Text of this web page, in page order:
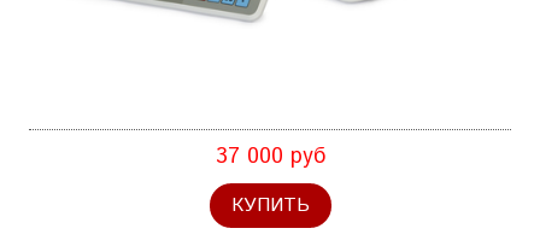
37 000 руб
КУПИТЬ